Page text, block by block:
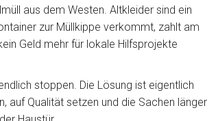
aus dem Westen. Altkleider sind ein
zur Müllkippe verkommt, zahlt am
Geld mehr für lokale Hilfsprojekte
stoppen. Die Lösung ist eigentlich
auf Qualität setzen und die Sachen länger